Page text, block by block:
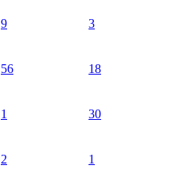
9 3
56 18
1 30
2 1